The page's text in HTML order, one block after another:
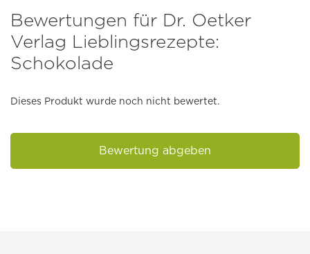
Bewertungen für Dr. Oetker
Verlag Lieblingsrezepte:
Schokolade
Dieses Produkt wurde noch nicht bewertet.
Bewertung abgeben